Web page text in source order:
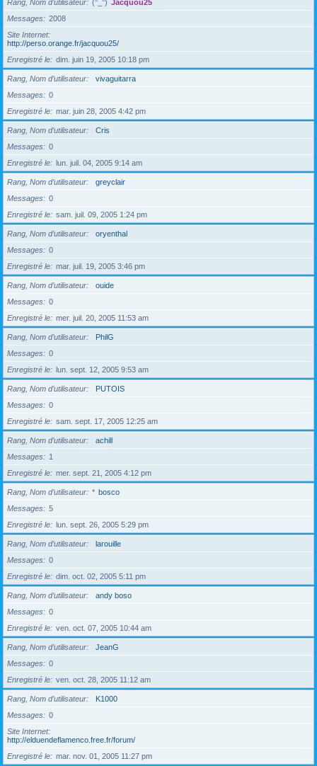
Rang, Nom d’utilisateur (°_°) Jacquou25
Messages
2008
Site Internet
http://perso.orange.fr/jacquou25/
Enregistré le
dim. juin 19, 2005 10:18 pm
Rang, Nom d’utilisateur
vivaguitarra
Messages
0
Enregistré le
mar. juin 28, 2005 4:42 pm
Rang, Nom d’utilisateur
Cris
Messages
0
Enregistré le
lun. juil. 04, 2005 9:14 am
Rang, Nom d’utilisateur
greyclair
Messages
0
Enregistré le
sam. juil. 09, 2005 1:24 pm
Rang, Nom d’utilisateur
oryenthal
Messages
0
Enregistré le
mar. juil. 19, 2005 3:46 pm
Rang, Nom d’utilisateur
ouide
Messages
0
Enregistré le
mer. juil. 20, 2005 11:53 am
Rang, Nom d’utilisateur
PhilG
Messages
0
Enregistré le
lun. sept. 12, 2005 9:53 am
Rang, Nom d’utilisateur
PUTOIS
Messages
0
Enregistré le
sam. sept. 17, 2005 12:25 am
Rang, Nom d’utilisateur
achill
Messages
1
Enregistré le
mer. sept. 21, 2005 4:12 pm
Rang, Nom d’utilisateur * bosco
Messages
5
Enregistré le
lun. sept. 26, 2005 5:29 pm
Rang, Nom d’utilisateur
larouille
Messages
0
Enregistré le
dim. oct. 02, 2005 5:11 pm
Rang, Nom d’utilisateur
andy boso
Messages
0
Enregistré le
ven. oct. 07, 2005 10:44 am
Rang, Nom d’utilisateur
JeanG
Messages
0
Enregistré le
ven. oct. 28, 2005 11:12 am
Rang, Nom d’utilisateur
K1000
Messages
0
Site Internet
http://elduendeflamenco.free.fr/forum/
Enregistré le
mar. nov. 01, 2005 11:27 pm